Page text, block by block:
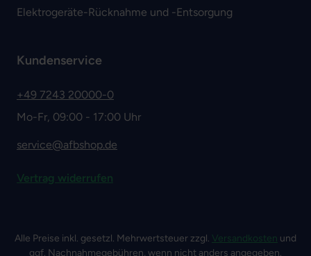
Elektrogeräte-Rücknahme und -Entsorgung
Kundenservice
+49 7243 20000-0
Mo-Fr, 09:00 - 17:00 Uhr
service@afbshop.de
Vertrag widerrufen
Alle Preise inkl. gesetzl. Mehrwertsteuer zzgl. Versandkosten und
ggf. Nachnahmegebühren, wenn nicht anders angegeben.